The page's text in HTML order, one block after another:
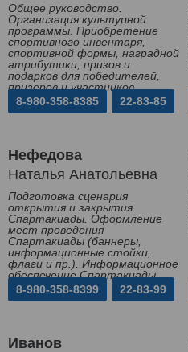
Общее руководство.
Организация культурной
программы. Приобретение
спортивного инвентаря,
спортивной формы, наградной
атрибутики, призов и
подарков для победителей,
призеров и участников
Спартакиады
8-980-358-8385 22-83-85
Нефедова
Наталья Анатольевна
Подготовка сценария
открытия и закрытия
Спартакиады. Оформление
мест проведения
Спартакиады (баннеры,
информационные стойки,
флаги и пр.). Информационное
обеспечение Спартакиады
8-980-358-8399
22-83-99
Иванов